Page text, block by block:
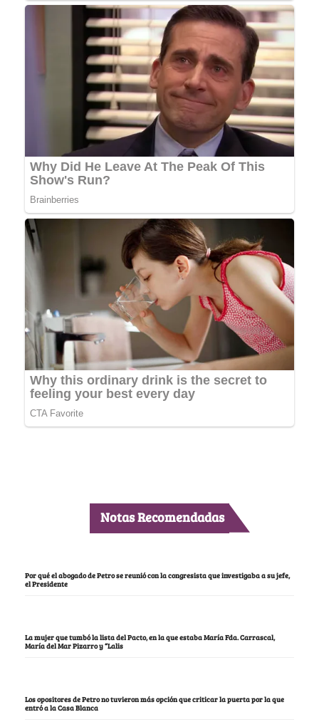
Notas Recomendadas
Por qué el abogado de Petro se reunió con la congresista que investigaba a su jefe,
el Presidente
La mujer que tumbó la lista del Pacto, en la que estaba María Fda. Carrascal,
María del Mar Pizarro y “Lalis
Los opositores de Petro no tuvieron más opción que criticar la puerta por la que
entró a la Casa Blanca